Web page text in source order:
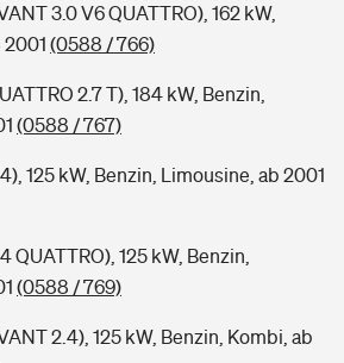
3.0 V6 QUATTRO), 162 kW,
2001 (0588 / 766)
2.7 T), 184 kW, Benzin,
(0588 / 767)
125 kW, Benzin, Limousine, ab 2001
QUATTRO), 125 kW, Benzin,
(0588 / 769)
2.4), 125 kW, Benzin, Kombi, ab